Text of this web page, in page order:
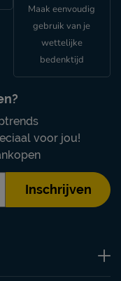
Maak eenvoudig
gebruik van je
wettelijke
bedenktijd
voor jou!
Inschrijven